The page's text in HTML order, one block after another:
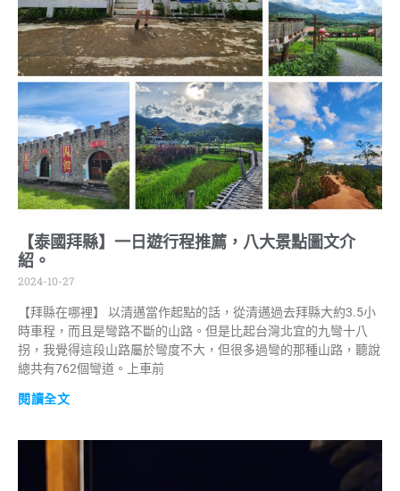
【泰國拜縣】一日遊行程推薦，八大景點圖文介
紹。
2024-10-27
【拜縣在哪裡】 以清邁當作起點的話，從清邁過去拜縣大約3.5小
時車程，而且是彎路不斷的山路。但是比起台灣北宜的九彎十八
拐，我覺得這段山路屬於彎度不大，但很多過彎的那種山路，聽說
總共有762個彎道。上車前
閱讀全文